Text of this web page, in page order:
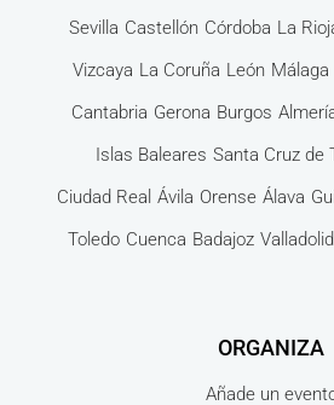
Sevilla Castellón Córdoba La
Vizcaya La Coruña León Málaga
Cantabria Gerona Burgos
Islas Baleares Santa Cruz de
Ciudad Real Ávila Orense Álava
Toledo Cuenca Badajoz Valladolid
ORGANIZA
Añade un